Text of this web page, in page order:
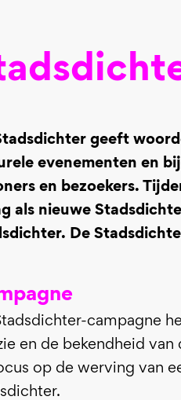
geeft
evenementen en
en bezoekers.
als nieuwe
De
campagne
en de bekendheid
op de werving van